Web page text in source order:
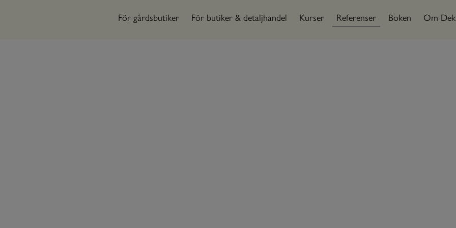
För gårdsbutiker För butiker & detaljhandel Kurser Referenser Boken Om